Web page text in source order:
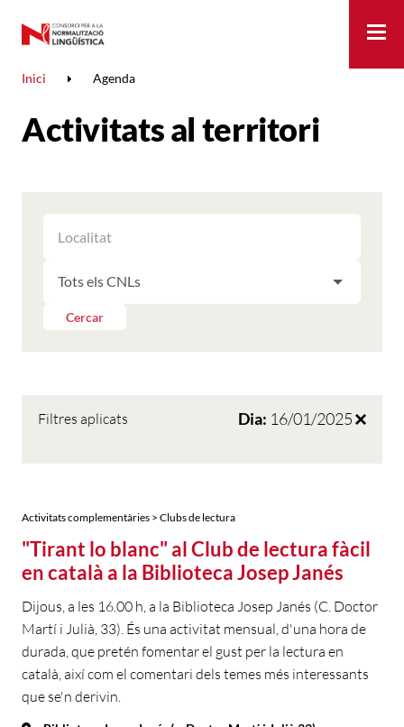
Inici Agenda
Activitats al territori
ELS
RESULTATS
LES
PER
LES
Cercar
Filtres aplicats Dia: 16/01/2025
Activitats complementàries > Clubs de lectura
"Tirant lo blanc" al Club de lectura fàcil
en català a la Biblioteca Josep Janés
Dijous, a les 16.00 h, a la Biblioteca Josep Janés (C. Doctor
Martí i Julià, 33). És una activitat mensual, d'una hora de
durada, que pretén fomentar el gust per la lectura en
català, així com el comentari dels temes més interessants
que se'n derivin.